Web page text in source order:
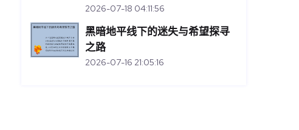
2026-07-18 04:11:56
黑暗地平线下的迷失与希望探寻
之路
2026-07-16 21:05:16